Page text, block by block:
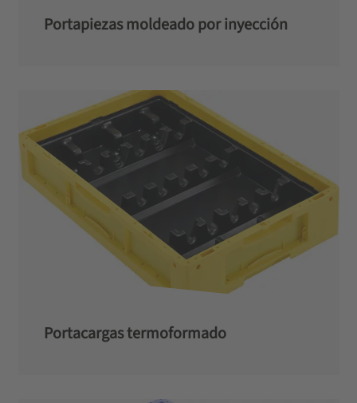
Portapiezas moldeado por inyección
Portacargas termoformado